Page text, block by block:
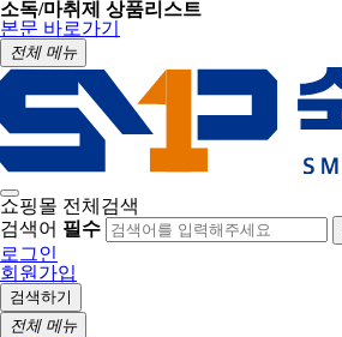
소독/마취제 상품리스트
본문 바로가기
전체 메뉴
쇼핑몰 전체검색
검색어 필수
로그인
회원가입
검색하기
전체 메뉴